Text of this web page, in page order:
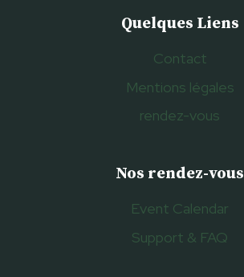
Quelques Liens
Contact
Mentions légales
rendez-vous
Nos rendez-vous
Event Calendar
Support & FAQ